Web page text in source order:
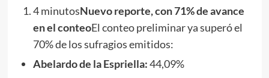
4 minutosNuevo reporte, con 71% de avance
en el conteoEl conteo preliminar ya superó el
70% de los sufragios emitidos:
Abelardo de la Espriella:44,09%